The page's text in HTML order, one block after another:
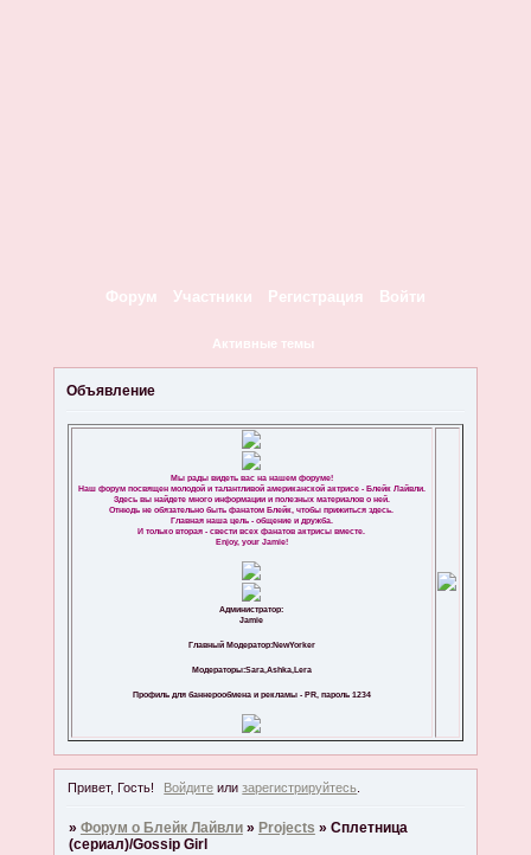
Форум Участники Регистрация Войти
Активные темы
Объявление
Мы рады видеть вас на нашем форуме!
Наш форум посвящен молодой и талантливой американской актрисе - Блейк Лайвли.
Здесь вы найдете много информации и полезных материалов о ней.
Отнюдь не обязательно быть фанатом Блейк, чтобы прижиться здесь.
Главная наша цель - общение и дружба.
И только вторая - свести всех фанатов актрисы вместе.
Enjoy, your Jamie!
Администратор:
Jamie
Главный Модератор:NewYorker
Модераторы:Sara,Ashka,Lera
Профиль для баннерообмена и рекламы - PR, пароль 1234
Привет, Гость! Войдите илизарегистрируйтесь
» Форум о Блейк Лайвли » Projects » Cплетница
(сериал)/Gossip Girl